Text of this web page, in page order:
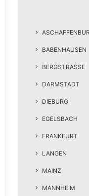
BABENHAUSEN
BERGSTRASSE
DARMSTADT
DIEBURG
EGELSBACH
FRANKFURT
LANGEN
MAINZ
MANNHEIM